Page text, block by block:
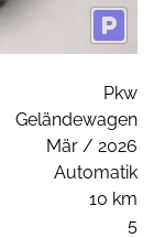
Pkw
Geländewagen
Mär / 2026
Automatik
10 km
5